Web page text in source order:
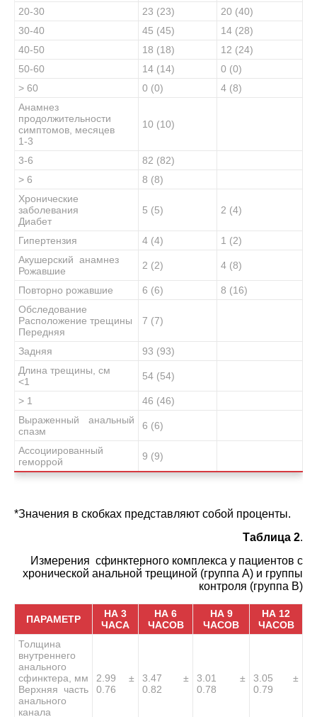
20-30 23 (23)
20 (40)
30-40
45 (45)
14 (28)
40-50
18 (18)
12 (24)
50-60
14 (14)
0 (0)
> 60
0 (0)
4 (8)
Анамнез
продолжительности
симптомов, месяцев
1-3
10 (10)
3-6
82 (82)
> 6
8 (8)
Хронические
заболевания
Диабет
5 (5) 2 (4)
Гипертензия 4 (4)
1 (2)
Акушерский анамнез
Рожавшие
2 (2) 4 (8)
Повторно рожавшие 6 (6)
8 (16)
Обследование
Расположение трещины
Передняя
7 (7)
Задняя
93 (93)
Длина трещины, см
<1
54 (54)
> 1
46 (46)
Выраженный анальный
спазм
6 (6)
Ассоциированный
геморрой
9 (9)
*Значения в скобках представляют собой проценты.
Таблица 2.
Измерения сфинктерного комплекса у пациентов с
хронической анальной трещиной (группа А) и группы
контроля (группа B)
ПАРАМЕТР
НА 3
ЧАСА
НА 6
ЧАСОВ
НА 9
ЧАСОВ
НА 12
ЧАСОВ
Толщина
внутреннего
анального
сфинктера, мм
Верхняя часть
анального
канала
2.99 ±
0.76
3.47 ±
0.82
3.01 ±
0.78
3.05 ±
0.79